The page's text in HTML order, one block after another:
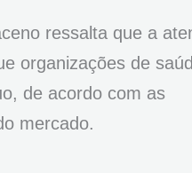
ressalta que a
organizações de
de acordo com as
mercado.